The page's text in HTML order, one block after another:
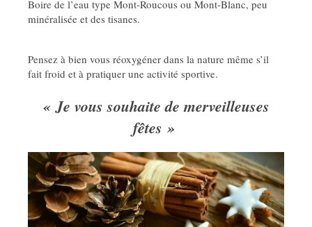
Boire de l’eau type Mont-Roucous ou Mont-Blanc, peu
minéralisée et des tisanes.
Pensez à bien vous réoxygéner dans la nature même s’il
fait froid et à pratiquer une activité sportive.
« Je vous souhaite de merveilleuses
fêtes »